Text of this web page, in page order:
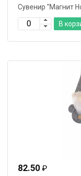
Сувенир "Магнит
В
82.50 ₽